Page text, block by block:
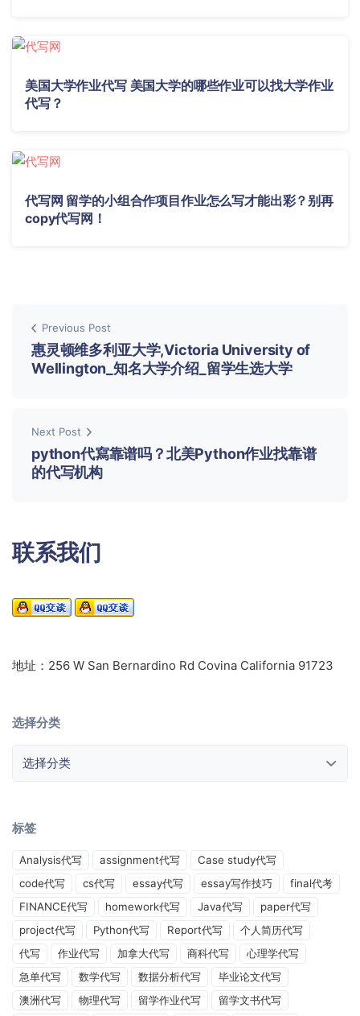
美国大学作业代写 美国大学的哪些作业可以找大学作业
代写？
代写网 留学的小组合作项目作业怎么写才能出彩？别再
copy代写网！
Previous Post
惠灵顿维多利亚大学,Victoria University of
Wellington_知名大学介绍_留学生选大学
Next Post
python代寫靠谱吗？北美Python作业找靠谱
的代写机构
联系我们
地址：256 W San Bernardino Rd Covina California 91723
选择分类
标签
Analysis代写 assignment代写
Case study代写
code代写
cs代写 essay代写 essay写作技巧
final代考
FINANCE代写
homework代写 Java代写
paper代写
project代写
Python代写 Report代写
个人简历代写
代写
作业代写 加拿大代写 商科代写
心理学代写
急单代写
数学代写 数据分析代写
毕业论文代写
澳洲代写
物理代写 留学作业代写
留学文书代写